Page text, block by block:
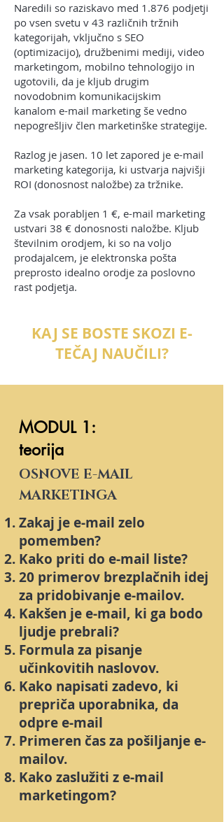
Naredili so raziskavo med 1.876 podjetji
po vsen svetu v 43 različnih tržnih
kategorijah, vključno s SEO
(optimizacijo), družbenimi mediji, video
marketingom, mobilno tehnologijo in
ugotovili, da je kljub drugim
novodobnim komunikacijskim
kanalom e-mail marketing še vedno
nepogrešljiv člen marketinške strategije.
Razlog je jasen. 10 let zapored je e-mail
marketing kategorija, ki ustvarja najvišji
ROI (donosnost naložbe) za tržnike.
Za vsak porabljen 1 €, e-mail marketing
ustvari 38 € donosnosti naložbe. Kljub
številnim orodjem, ki so na voljo
prodajalcem, je elektronska pošta
preprosto idealno orodje za poslovno
rast podjetja.
KAJ SE BOSTE SKOZI E-
TEČAJ NAUČILI?
MODUL 1:
teorija
OSNOVE E-MAIL
MARKETINGA
Zakaj je e-mail zelo
pomemben?
Kako priti do e-mail liste?
20 primerov brezplačnih idej
za pridobivanje e-mailov.
Kakšen je e-mail, ki ga bodo
ljudje prebrali?
Formula za pisanje
učinkovitih naslovov.
Kako napisati zadevo, ki
prepriča uporabnika, da
odpre e-mail
Primeren čas za pošiljanje e-
mailov.
Kako zaslužiti z e-mail
marketingom?